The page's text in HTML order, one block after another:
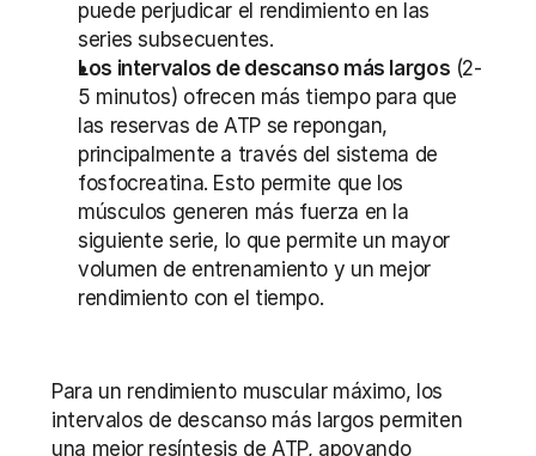
puede perjudicar el rendimiento en las
series subsecuentes.
Los intervalos de descanso más largos (2-
5 minutos) ofrecen más tiempo para que
las reservas de ATP se repongan,
principalmente a través del sistema de
fosfocreatina. Esto permite que los
músculos generen más fuerza en la
siguiente serie, lo que permite un mayor
volumen de entrenamiento y un mejor
rendimiento con el tiempo.
Para un rendimiento muscular máximo, los
intervalos de descanso más largos permiten
una mejor resíntesis de ATP, apoyando